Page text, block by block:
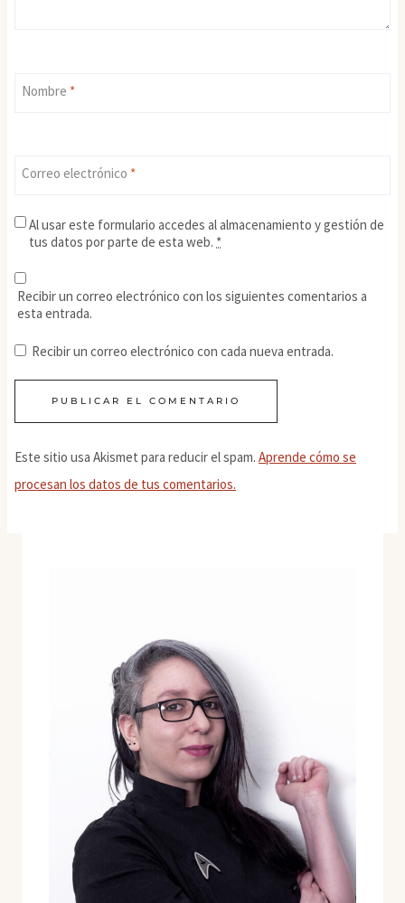
Nombre *
Correo electrónico *
Al usar este formulario accedes al almacenamiento y gestión de
tus datos por parte de esta web. *
Recibir un correo electrónico con los siguientes comentarios a
esta entrada.
Recibir un correo electrónico con cada nueva entrada.
Este sitio usa Akismet para reducir el spam. Aprende cómo se
procesan los datos de tus comentarios.